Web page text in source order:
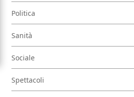
Politica
Sanità
Sociale
Spettacoli